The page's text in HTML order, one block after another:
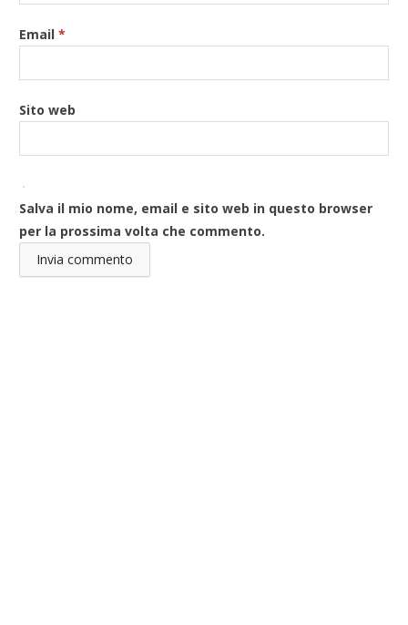
Email*
Sito web
Salva il mio nome, email e sito web in questo browser
per la prossima volta che commento.